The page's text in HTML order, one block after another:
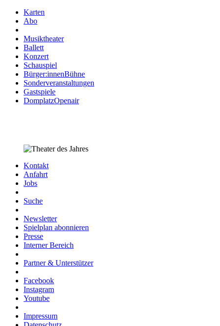
Karten
Abo
Musiktheater
Ballett
Konzert
Schauspiel
Bürger:innenBühne
Sonderveranstaltungen
Gastspiele
DomplatzOpenair
Kontakt
Anfahrt
Jobs
Suche
Newsletter
Spielplan abonnieren
Presse
Interner Bereich
Partner & Unterstützer
Facebook
Instagram
Youtube
Impressum